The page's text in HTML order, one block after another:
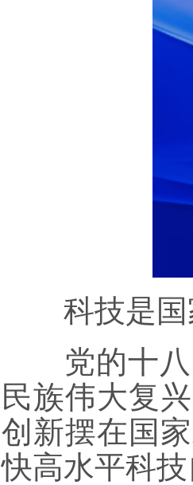
科技是国
党的十八
民族伟大复
创新摆在国
快高水平科